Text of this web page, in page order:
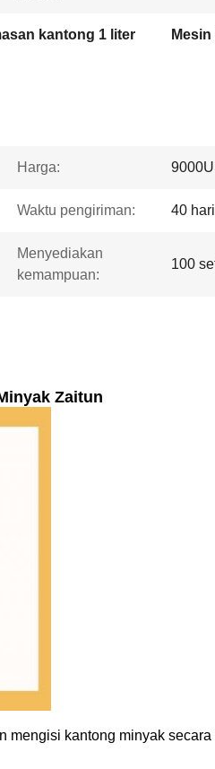
kantong 1 liter
Harga:
Waktu pengiriman: 40
Menyediakan
kemampuan:
100
Zaitun
kantong minyak